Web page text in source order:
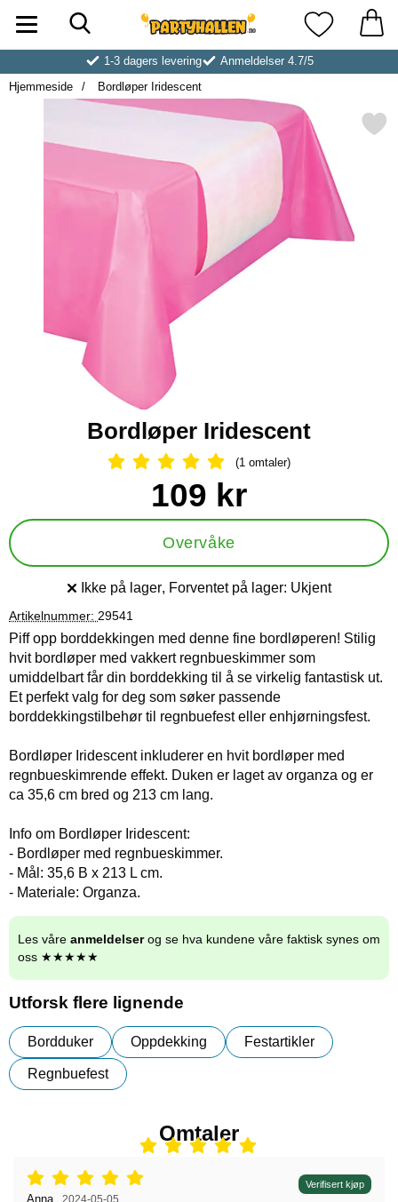
Startsiden for Partyhallen ABMine
1-3 dagers levering
Anmeldelser 4.7/5
Hjemmeside
Bordløper Iridescent
Merk bordløper
Bordløper Iridescent
Vurdering: 5 Stjerne, Gå til alle
(1 omtaler)
Handle dette produktet, Bordløper Iridescent
pris
109 kr
Overvåke
Produkttilgjengelighet:
Ikke på lager, Forventet på lager: Ukjent
Artikelnummer: 29541
Piff opp borddekkingen med denne fine bordløperen! Stilig
hvit bordløper med vakkert regnbueskimmer som
umiddelbart får din borddekking til å se virkelig fantastisk ut.
Et perfekt valg for deg som søker passende
borddekkingstilbehør til regnbuefest eller enhjørningsfest.
Bordløper Iridescent inkluderer en hvit bordløper med
regnbueskimrende effekt. Duken er laget av organza og er
ca 35,6 cm bred og 213 cm lang.
Info om Bordløper Iridescent:
- Bordløper med regnbueskimmer.
- Mål: 35,6 B x 213 L cm.
- Materiale: Organza.
Les våre anmeldelserog se hva kundene våre faktisk synes om
oss ★★★★★
Utforsk flere lignende
Bordduker Oppdekking Festartikler
Regnbuefest
Omtaler
Vurdering: 5 stjerne av 5, Verifisert kjøp
Anmeldelse av:
Anna 2024-05-05